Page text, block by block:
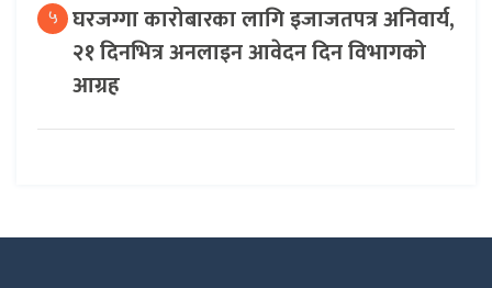
५ घरजग्गा कारोबारका लागि इजाजतपत्र अनिवार्य,
२१ दिनभित्र अनलाइन आवेदन दिन विभागको
आग्रह